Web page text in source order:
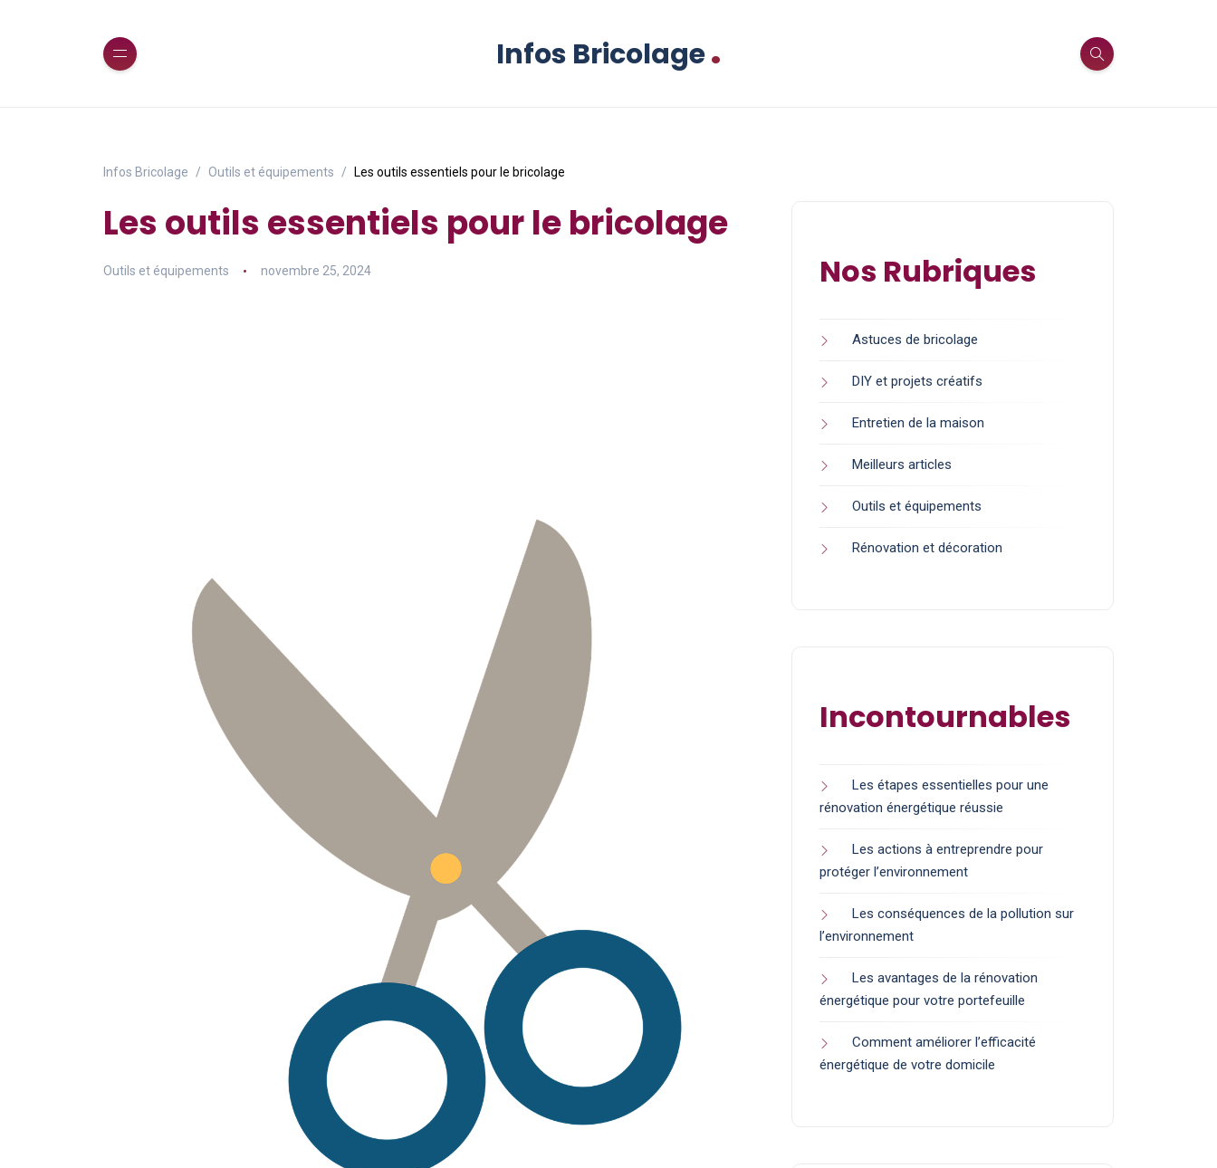
Infos Bricolage.
Infos Bricolage Outils et équipements Les outils essentiels pour le bricolage
Les outils essentiels pour le bricolage
Outils et équipements novembre 25, 2024 Nos Rubriques
Astuces de bricolage
DIY et projets créatifs
Entretien de la maison
Meilleurs articles
Outils et équipements
Rénovation et décoration
Incontournables
Les étapes essentielles pour une
rénovation énergétique réussie
Les actions à entreprendre pour
protéger l’environnement
Les conséquences de la pollution sur
l’environnement
Les avantages de la rénovation
énergétique pour votre portefeuille
Comment améliorer l’efficacité
énergétique de votre domicile